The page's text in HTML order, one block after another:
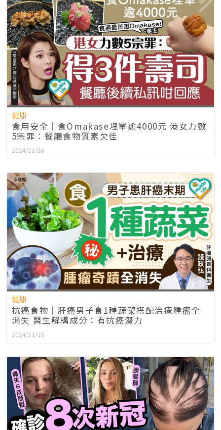
健康
食用安全｜食Omakase埋單逾4000元 港女力數
5宗罪：餐廳食物質素欠佳
2024/11/26
健康
抗癌食物｜肝癌男子食1種蔬菜搭配治療腫瘤全
消失 醫生解構成分：有抗癌潛力
2024/11/15